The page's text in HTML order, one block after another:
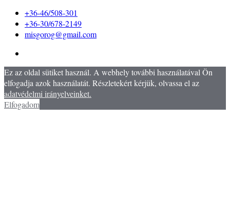
+36-46/508-301
+36-30/678-2149
misgorog@gmail.com
Ez az oldal sütiket használ. A webhely további használatával Ön
elfogadja azok használatát. Részletekért kérjük, olvassa el az
adatvédelmi irányelveinket.
Elfogadom